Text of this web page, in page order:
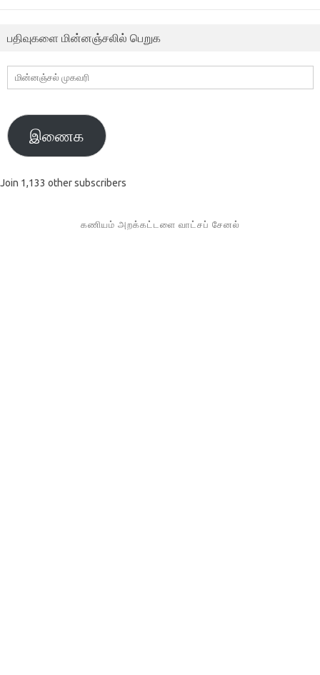
பதிவுகளை மின்னஞ்சலில் பெறுக
மின்னஞ்சல்
முகவரி
இணைக
Join 1,133 other subscribers
கணியம் அறக்கட்டளை வாட்சப் சேனல்